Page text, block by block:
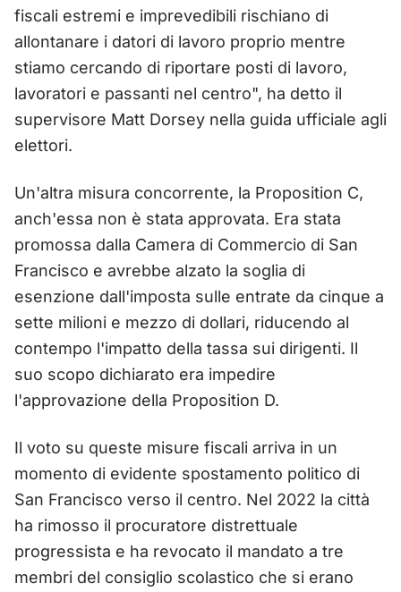
fiscali estremi e imprevedibili rischiano di
allontanare i datori di lavoro proprio mentre
stiamo cercando di riportare posti di lavoro,
lavoratori e passanti nel centro", ha detto il
supervisore Matt Dorsey nella guida ufficiale agli
elettori.
Un'altra misura concorrente, la Proposition C,
anch'essa non è stata approvata. Era stata
promossa dalla Camera di Commercio di San
Francisco e avrebbe alzato la soglia di
esenzione dall'imposta sulle entrate da cinque a
sette milioni e mezzo di dollari, riducendo al
contempo l'impatto della tassa sui dirigenti. Il
suo scopo dichiarato era impedire
l'approvazione della Proposition D.
Il voto su queste misure fiscali arriva in un
momento di evidente spostamento politico di
San Francisco verso il centro. Nel 2022 la città
ha rimosso il procuratore distrettuale
progressista e ha revocato il mandato a tre
membri del consiglio scolastico che si erano